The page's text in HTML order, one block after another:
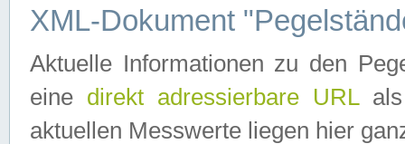
XML-Dokument
Aktuelle Informationen zu den
eine direkt adressierbare URLals
aktuellen Messwerte liegen hier